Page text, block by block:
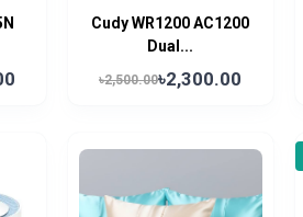
Cudy WR1200 AC1200
Dual...
৳2,500.00৳2,300.00